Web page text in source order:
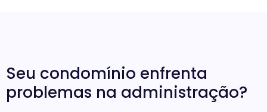
Seu condomínio enfrenta
problemas na administração?